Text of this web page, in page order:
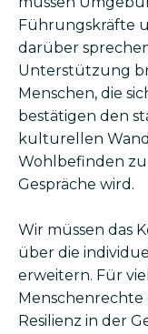
Führungskräfte
darüber
Unterstützung
Menschen, die
bestätigen den
kulturellen
Wohlbefinden
Gespräche wird.
Wir müssen das
über die
erweitern. Für
Menschenrechte
Resilienz in der